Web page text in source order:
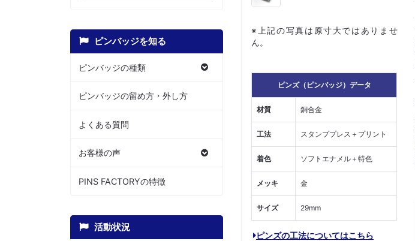
ピンバッジを知る
ピンバッジの種類
ピンバッジの留め方・外し方
よくある質問
お客様の声
PINS FACTORYの特徴
活動状況
※上記の写真は原寸大ではありませ
ん。
ピンズ（ピンバッジ）データ
材質 銅合金
工法 スタンププレス＋プリント
着色 ソフトエナメル＋特色
メッキ 金
サイズ 29mm
ピンズの工法についてはこちら